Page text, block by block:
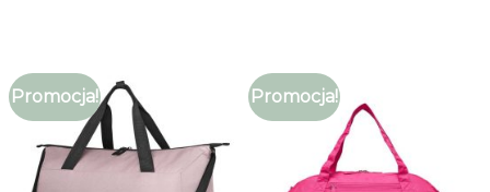
Promocja! Promocja!